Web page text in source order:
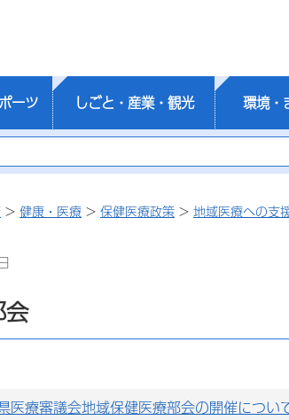
ーツ しごと・産業・観光 環境・
> 健康・医療 > 保健医療政策 > 地域医療への支
医療審議会地域保健医療部会の開催につ